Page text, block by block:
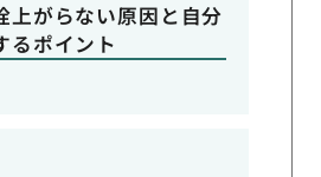
上がらない原因と自分
るポイント